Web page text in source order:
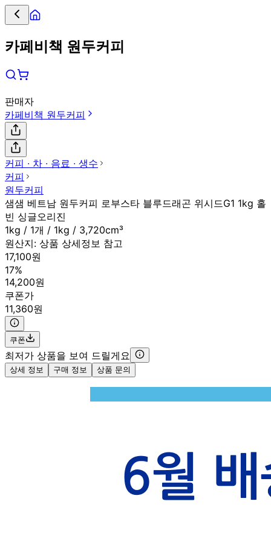
카페비책 원두커피
판매자
카페비책 원두커피
커피 ∙ 차 ∙ 음료 ∙ 생수
커피
원두커피
샘샘 베트남 원두커피 로부스타 블루드래곤 위시드G1 1kg 홀
빈 싱글오리진
1kg / 1개 / 1kg / 3,720cm³
원산지: 상품 상세정보 참고
17,100원
17%
14,200원
쿠폰가
11,360원
쿠폰
최저가 상품을 보여 드릴게요
상세 정보 구매 정보 상품 문의